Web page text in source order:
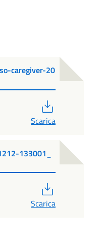
caregiver-20
Scarica
133001_
Scarica